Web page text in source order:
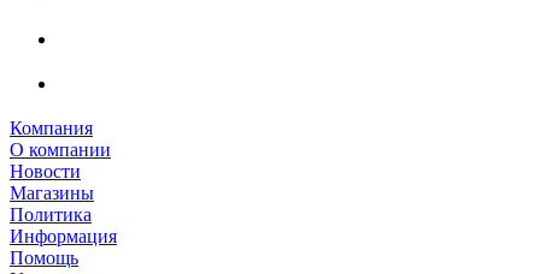
Компания
О компании
Новости
Магазины
Политика
Информация
Помощь